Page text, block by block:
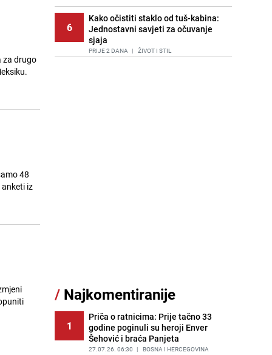
za drugo
48
iz
6
Kako očistiti staklo od tuš-kabina:
Jednostavni savjeti za očuvanje
sjaja
PRIJE 2 DANA | ŽIVOT I STIL
PRIJE OKO 21H | RECEPTI
12
Dragan Bursać: Kasno Dino do
pameti stiže!
PRIJE OKO 22H | JA MISLIM
/ Najkomentiranije
1
Priča o ratnicima: Prije tačno 33
godine poginuli su heroji Enver
Šehović i braća Panjeta
27.07.26. 06:30 | BOSNA I HERCEGOVINA